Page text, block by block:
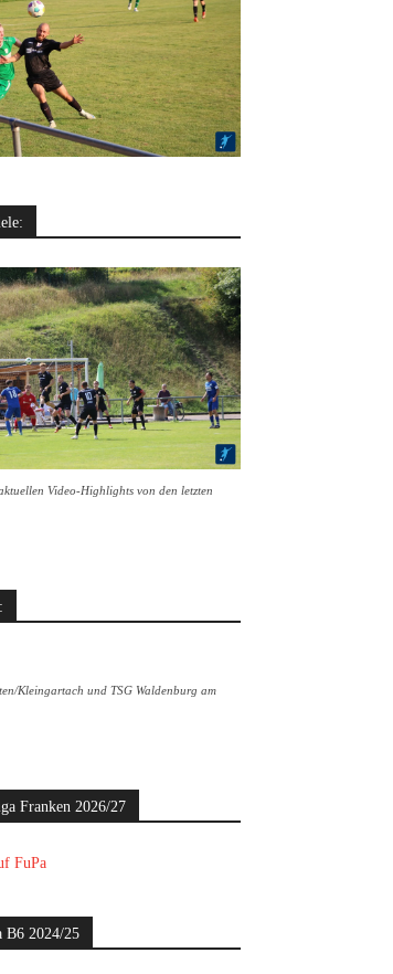
Video-Highlights von den letzten
Kleingartach und TSG Waldenburg am
Franken 2026/27
FuPa
B6 2024/25